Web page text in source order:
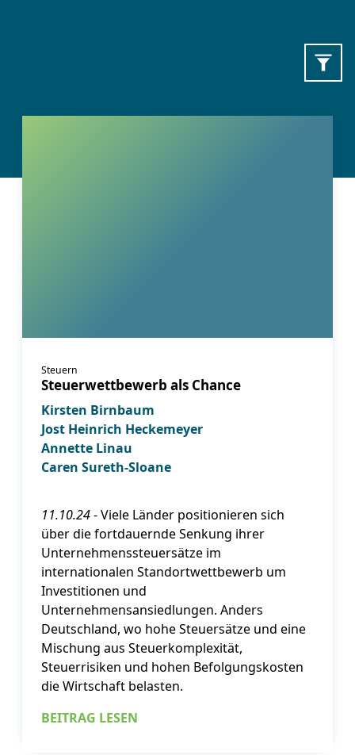
Steuern
Steuerwettbewerb als Chance
Kirsten Birnbaum
Jost Heinrich Heckemeyer
Annette Linau
Caren Sureth-Sloane
11.10.24‐ Viele Länder positionieren sich
über die fortdauernde Senkung ihrer
Unternehmenssteuersätze im
internationalen Standortwettbewerb um
Investitionen und
Unternehmensansiedlungen. Anders
Deutschland, wo hohe Steuersätze und eine
Mischung aus Steuerkomplexität,
Steuerrisiken und hohen Befolgungskosten
die Wirtschaft belasten.
BEITRAG LESEN